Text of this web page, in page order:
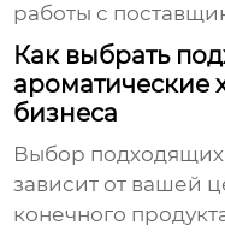
работы с
Как выбрать
ароматические
бизнеса
Выбор подходящих
зависит от вашей
конечного